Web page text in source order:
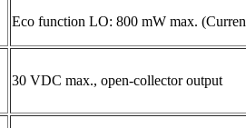
Eco function LO: 800 mW max.
30 VDC max., open-collector output